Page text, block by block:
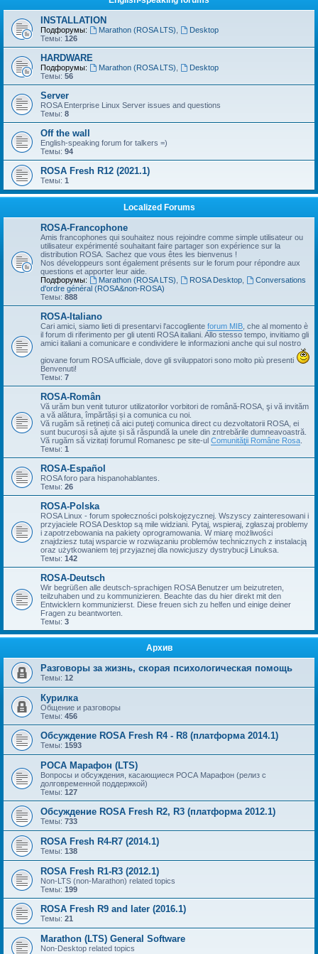
INSTALLATION
Подфорумы: Marathon (ROSA LTS)
Desktop
Темы: 126
HARDWARE
Подфорумы: Marathon (ROSA LTS)
Desktop
Темы: 56
Server
ROSA Enterprise Linux Server issues and questions
Темы: 8
Off the wall
English-speaking forum for talkers =)
Темы: 94
ROSA Fresh R12 (2021.1)
Темы: 1
Localized Forums
ROSA-Francophone
Amis francophones qui souhaitez nous rejoindre comme simple utilisateur ou
utilisateur expérimenté souhaitant faire partager son expérience sur la
distribution ROSA. Sachez que vous êtes les bienvenus !
Nos développeurs sont également présents sur le forum pour répondre aux
questions et apporter leur aide.
Подфорумы:
Marathon (ROSA LTS) ROSA Desktop,
Conversations
d'ordre général (ROSA&non-ROSA)
Темы: 888
ROSA-Italiano
Cari amici, siamo lieti di presentarvi l'accogliente forum MIB , che al momento è
il forum di riferimento per gli utenti ROSA italiani. Allo stesso tempo, invitiamo gli
amici italiani a comunicare e condividere le informazioni anche qui sul nostro
giovane forum ROSA ufficiale, dove gli sviluppatori sono molto più presenti
Benvenuti!
Темы: 7
ROSA-Român
Vă urăm bun venit tuturor utilizatorilor vorbitori de română-ROSA, şi vă invităm
a vă alătura, împărtăși și a comunica cu noi.
Vă rugăm să rețineți că aici puteţi comunica direct cu dezvoltatorii ROSA, ei
sunt bucuroși să ajute și să răspundă la unele din zntrebările dumneavoastră.
Vă rugăm să vizitați forumul Romanesc pe site-ul Comunităţii Române Rosa
Темы: 1
ROSA-Español
ROSA foro para hispanohablantes.
Темы: 26
ROSA-Polska
ROSA Linux - forum społeczności polskojęzycznej. Wszyscy zainteresowani i
przyjaciele ROSA Desktop są mile widziani. Pytaj, wspieraj, zgłaszaj problemy
i zapotrzebowania na pakiety oprogramowania. W miarę możliwości
znajdziesz tutaj wsparcie w rozwiązaniu problemów technicznych z instalacją
oraz użytkowaniem tej przyjaznej dla nowicjuszy dystrybucji Linuksa.
Темы: 142
ROSA-Deutsch
Wir begrüßen alle deutsch-sprachigen ROSA Benutzer um beizutreten,
teilzuhaben und zu kommunizieren. Beachte das du hier direkt mit den
Entwicklern kommunizierst. Diese freuen sich zu helfen und einige deiner
Fragen zu beantworten.
Темы: 3
Архив
Разговоры за жизнь, скорая психологическая помощь
Темы: 12
Курилка
Общение и разговоры
Темы: 456
Обсуждение ROSA Fresh R4 - R8 (платформа 2014.1)
Темы: 1593
РОСА Марафон (LTS)
Вопросы и обсуждения, касающиеся РОСА Марафон (релиз с
долговременной поддержкой)
Темы: 127
Обсуждение ROSA Fresh R2, R3 (платформа 2012.1)
Темы: 733
ROSA Fresh R4-R7 (2014.1)
Темы: 138
ROSA Fresh R1-R3 (2012.1)
Non-LTS (non-Marathon) related topics
Темы: 199
ROSA Fresh R9 and later (2016.1)
Темы: 21
Marathon (LTS) General Software
Non-Desktop related topics